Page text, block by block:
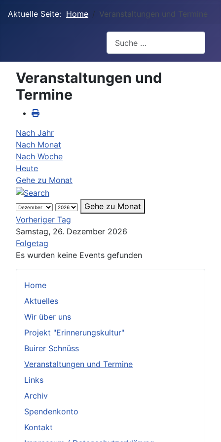
Aktuelle Seite: Home Veranstaltungen und Termine
Home
Aktuelles
Wir über uns
Projekt "Erinnerungskultur"
Buirer Schnüss
Veranstaltungen und Termine
Links
Archiv
Spendenkonto
Kontakt
Veranstaltungen und
Termine
Nach Jahr
Nach Monat
Nach Woche
Heute
Gehe zu Monat
Gehe zu Monat
Vorheriger Tag
Samstag, 26. Dezember 2026
Folgetag
Es wurden keine Events gefunden